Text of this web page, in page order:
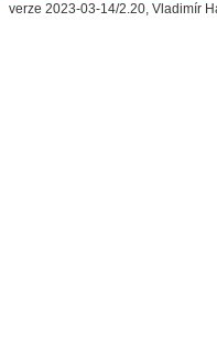
verze 2023-03-14/2.20, Vladimír